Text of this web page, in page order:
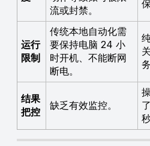
流或封禁。
运行
限制
传统本地自动化需
要保持电脑 24 小
时开机、不能断网
断电。
结果
把控
缺乏有效监控。